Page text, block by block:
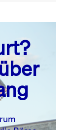
SO.
1
2
8